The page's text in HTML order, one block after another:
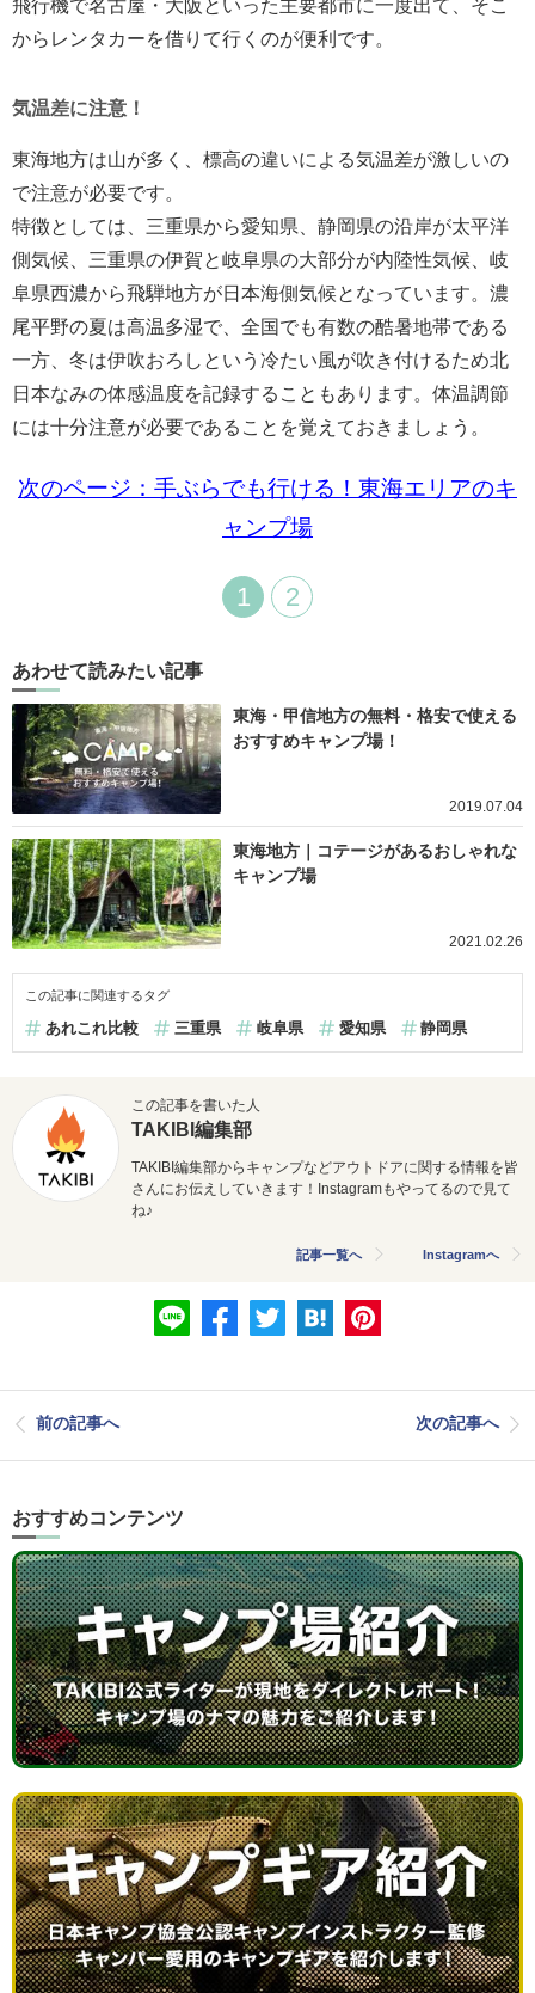
飛行機で名古屋・大阪といった主要都市に一度出て、そこ
からレンタカーを借りて行くのが便利です。
気温差に注意！
東海地方は山が多く、標高の違いによる気温差が激しいの
で注意が必要です。
特徴としては、三重県から愛知県、静岡県の沿岸が太平洋
側気候、三重県の伊賀と岐阜県の大部分が内陸性気候、岐
阜県西濃から飛騨地方が日本海側気候となっています。濃
尾平野の夏は高温多湿で、全国でも有数の酷暑地帯である
一方、冬は伊吹おろしという冷たい風が吹き付けるため北
日本なみの体感温度を記録することもあります。体温調節
には十分注意が必要であることを覚えておきましょう。
次のページ：手ぶらでも行ける！東海エリアのキ
ャンプ場
1 2
あわせて読みたい記事
東海・甲信地方の無料・格安で使える
おすすめキャンプ場！
2019.07.04
東海地方｜コテージがあるおしゃれな
キャンプ場
2021.02.26
この記事に関連するタグ
あれこれ比較 三重県 岐阜県 愛知県 静岡県
この記事を書いた人
TAKIBI編集部
TAKIBI編集部からキャンプなどアウトドアに関する情報を皆
さんにお伝えしていきます！Instagramもやってるので見て
ね♪
記事一覧へ Instagramへ
前の記事へ 次の記事へ
おすすめコンテンツ